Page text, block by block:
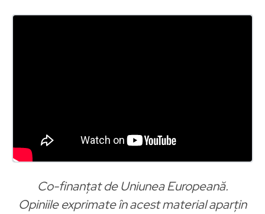
Co-finanțat de Uniunea Europeană.
Opiniile exprimate în acest material aparțin